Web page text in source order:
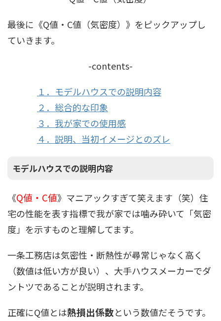
最後に《Q値・C値（気密度）》をピックアップし
ていきます。
-contents-
１．モデルハウスでの説明内容
２．総合的な印象
３．我が家での使用感
４．説明、当初イメージとのズレ
モデルハウスでの説明内容
《Q値・C値》マニアックすぎて笑えます（笑）住
宅の性能を表す指標で我が家では噛み砕いて「気密
度」を示すものと理解してます。
一条工務店は気密性・断熱性が尋常じゃなく高く
（数値は低い方が良い）、大手ハウスメーカーでダ
ントツであることが説明されます。
正確にQ値とは熱損出係数という数値だそうです。